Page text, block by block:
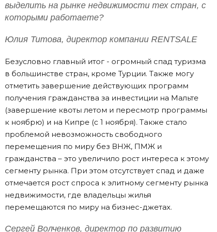
выделить на рынке недвижимости тех стран, с
которыми работаете?
Юлия Титова, директор компании RENTSALE
Безусловно главный итог - огромный спад туризма
в большинстве стран, кроме Турции. Также могу
отметить завершение действующих программ
получения гражданства за инвестиции на Мальте
(завершение квоты летом и пересмотр программы
к ноябрю) и на Кипре (с 1 ноября). Также стало
проблемой невозможность свободного
перемещения по миру без ВНЖ, ПМЖ и
гражданства – это увеличило рост интереса к этому
сегменту рынка. При этом отсутствует спад и даже
отмечается рост спроса к элитному сегменту рынка
недвижимости, где владельцы жилья
перемещаются по миру на бизнес-джетах.
Сергей Волченков, директор по развитию